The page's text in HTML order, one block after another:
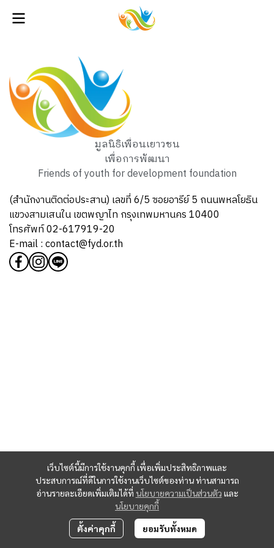
เว็บไซต์นี้มีการใช้งานคุกกี้ เพื่อเพิ่มประสิทธิภาพและ
ประสบการณ์ที่ดีในการใช้งานเว็บไซต์ของท่าน ท่านสามารถ
อ่านรายละเอียดเพิ่มเติมได้ที่ นโยบายความเป็นส่วนตัว และ
นโยบายคุกกี้
ตั้งค่าคุกกี้ ยอมรับทั้งหมด
มูลนิธิเพื่อนเยาวชน
เพื่อการพัฒนา
Friends of youth for development foundation
(สำนักงานติดต่อประสาน) เลขที่ 6/5 ซอยอารีย์ 5 ถนนพหลโยธิน
แขวงสามเสนใน เขตพญาไท กรุงเทพมหานคร 10400
โทรศัพท์ 02-617919-20
E-mail : contact@fyd.or.th